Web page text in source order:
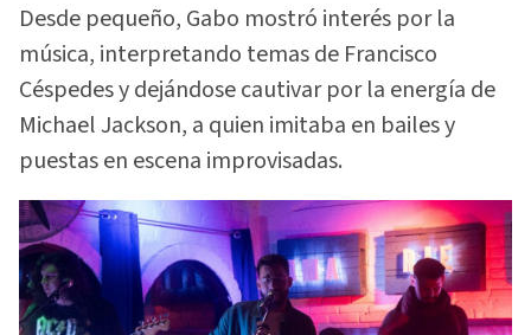
Desde pequeño, Gabo mostró interés por la
música, interpretando temas de Francisco
Céspedes y dejándose cautivar por la energía de
Michael Jackson, a quien imitaba en bailes y
puestas en escena improvisadas.